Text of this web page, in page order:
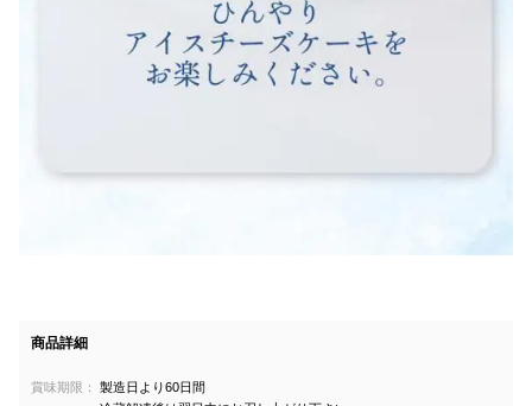
商品詳細
賞味期限：
製造日より60日間